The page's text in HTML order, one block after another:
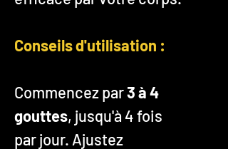
Conseils d'utilisation :
Commencez par3 à 4
gouttes, jusqu'à 4 fois
par jour. Ajustez